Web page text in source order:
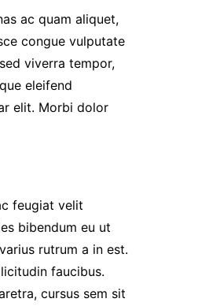
ac quam aliquet,
congue vulputate
viverra tempor,
eleifend
elit. Morbi dolor
feugiat velit
bibendum eu ut
rutrum a in est.
faucibus.
cursus sem sit